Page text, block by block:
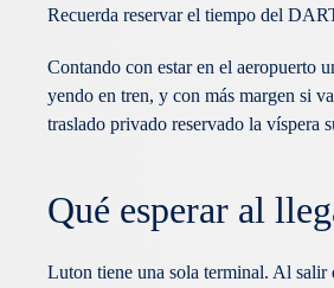
Recuerda reservar el tiempo del
Contando con estar en el aeropuerto
yendo en tren, y con más margen si
traslado privado reservado la víspera
Qué esperar al
Luton tiene una sola terminal. Al salir